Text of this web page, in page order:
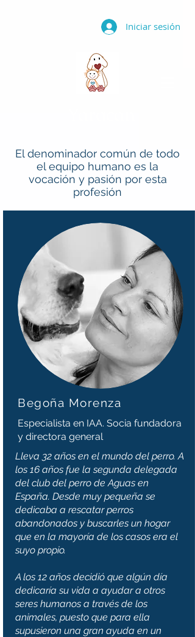
Iniciar sesión
El denominador común de todo
el equipo humano es la
vocación y pasión por esta
profesión
Begoña Morenza
Especialista en IAA. Socia fundadora
y directora general
Lleva 32 años en el mundo del perro. A
los 16 años fue la segunda delegada
del club del perro de Aguas en
España. Desde muy pequeña se
dedicaba a rescatar perros
abandonados y buscarles un hogar
que en la mayoría de los casos era el
suyo propio.
A los 12 años decidió que algún día
dedicaría su vida a ayudar a otros
seres humanos a través de los
animales, puesto que para ella
supusieron una gran ayuda en un